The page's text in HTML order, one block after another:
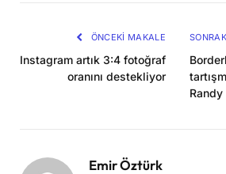
ÖNCEKI MAKALE
Instagram artık 3:4 fotoğraf
oranını destekliyor
Emir Öztürk